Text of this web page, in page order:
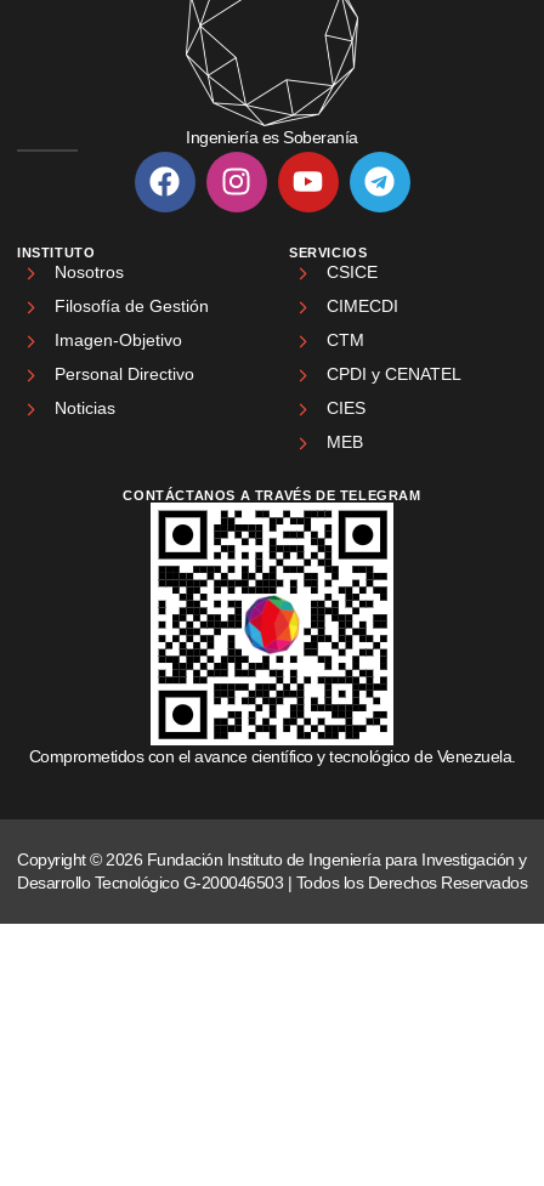
Ingeniería es Soberanía
INSTITUTO
Nosotros
Filosofía de Gestión
Imagen-Objetivo
Personal Directivo
Noticias
SERVICIOS
CSICE
CIMECDI
CTM
CPDI y CENATEL
CIES
MEB
CONTÁCTANOS A TRAVÉS DE TELEGRAM
Comprometidos con el avance científico y tecnológico de Venezuela.
Copyright © 2026 Fundación Instituto de Ingeniería para Investigación y
Desarrollo Tecnológico G-200046503 | Todos los Derechos Reservados